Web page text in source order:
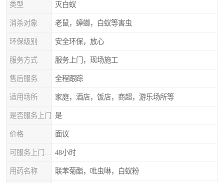
类型 灭白蚁
消杀对象 老鼠，蟑螂，白蚁等害虫
环保级别 安全环保，放心
服务方式 服务上门，现场施工
售后服务 全程跟踪
适用场所 家庭，酒店，饭店，商超，游乐场所等
是否服务上门 是
价格 面议
48小时
用药名称 联苯菊酯，吡虫啉，白蚁粉